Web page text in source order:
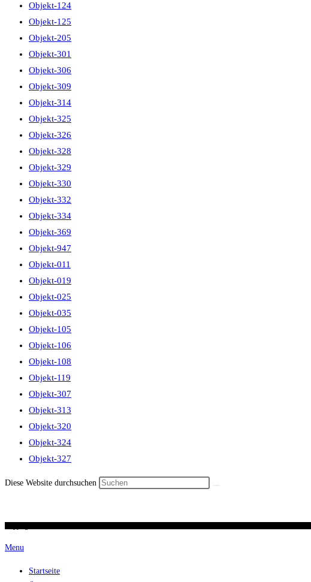
Objekt-124
Objekt-125
Objekt-205
Objekt-301
Objekt-306
Objekt-309
Objekt-314
Objekt-325
Objekt-326
Objekt-328
Objekt-329
Objekt-330
Objekt-332
Objekt-334
Objekt-369
Objekt-947
Objekt-011
Objekt-019
Objekt-025
Objekt-035
Objekt-105
Objekt-106
Objekt-108
Objekt-119
Objekt-307
Objekt-313
Objekt-320
Objekt-324
Objekt-327
Diese Website durchsuchen
Menu
Startseite